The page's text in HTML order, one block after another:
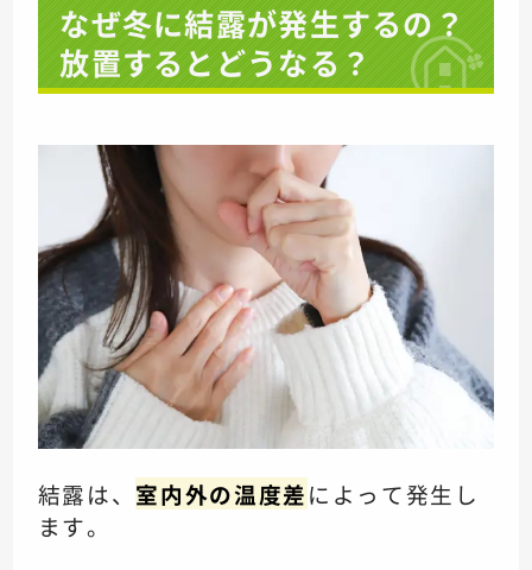
なぜ冬に結露が発生するの？
放置するとどうなる？
結露は、 室内外の温度差によって発生し
ます。